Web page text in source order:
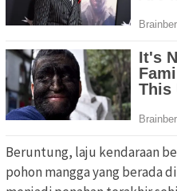
Beruntung, laju kendaraan
pohon mangga yang berada